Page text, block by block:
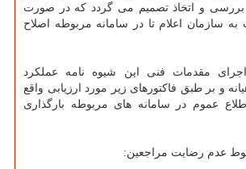
بررسی و اتخاذ تصمیم می گردد که در صورت
سازمان اعلام تا در سامانه مربوطه اصلاح
از اجرای مقدمات فنی این شیوه نامه عملکرد
و بر طبق فاکتورهای زیر مورد ارزیابی واقع
عموم در سامانه های مربوطه بارگذاری
عدم رضایت مراجعین: